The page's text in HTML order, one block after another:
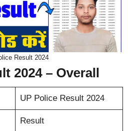
Result 2024
2024 – Overall
UP Police Result 2024
Result